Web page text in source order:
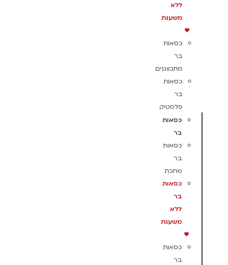
ללא
משענת
כסאות
בר
מתכווננים
כסאות
בר
פלסטיק
כסאות
בר
כסאות
בר
מתכת
כסאות
בר
ללא
משענת
כסאות
בר